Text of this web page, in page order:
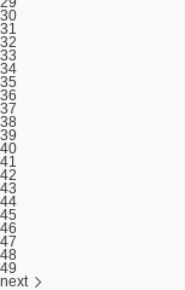
30
31
32
33
34
35
36
37
38
39
40
41
42
43
44
45
46
47
48
49
next